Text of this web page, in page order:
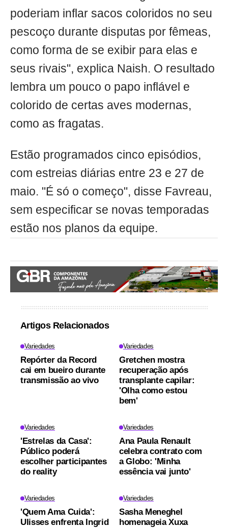
poderiam inflar sacos coloridos no seu
pescoço durante disputas por fêmeas,
como forma de se exibir para elas e
seus rivais", explica Naish. O resultado
lembra um pouco o papo inflável e
colorido de certas aves modernas,
como as fragatas.
Estão programados cinco episódios,
com estreias diárias entre 23 e 27 de
maio. "É só o começo", disse Favreau,
sem especificar se novas temporadas
estão nos planos da equipe.
Artigos Relacionados
Variedades
Repórter da Record
cai em bueiro durante
transmissão ao vivo
Variedades
Gretchen mostra
recuperação após
transplante capilar:
'Olha como estou
bem'
Variedades
'Estrelas da Casa':
Público poderá
escolher participantes
do reality
Variedades
Ana Paula Renault
celebra contrato com
a Globo: 'Minha
essência vai junto'
Variedades
'Quem Ama Cuida':
Ulisses enfrenta Ingrid
Variedades
Sasha Meneghel
homenageia Xuxa